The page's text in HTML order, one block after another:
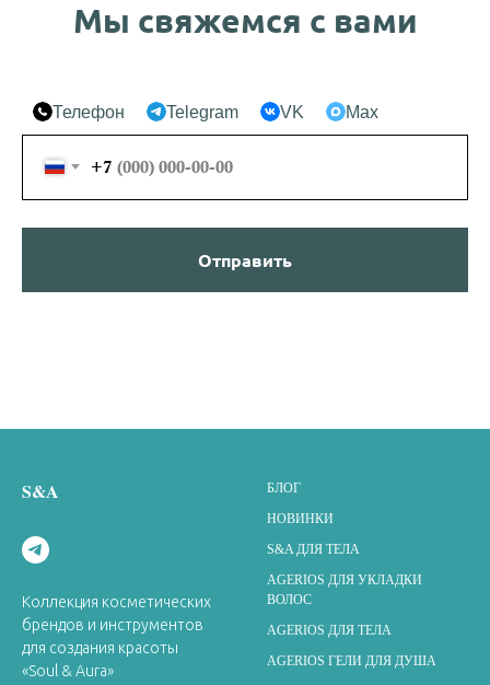
Мы свяжемся с вами
Телефон Telegram VK Max
+7
Отправить
S&A
Коллекция косметических
брендов и инструментов
для создания красоты
«Soul & Aura»
БЛОГ
НОВИНКИ
S&A ДЛЯ ТЕЛА
AGERIOS ДЛЯ УКЛАДКИ
ВОЛОС
AGERIOS ДЛЯ ТЕЛА
AGERIOS ГЕЛИ ДЛЯ ДУША